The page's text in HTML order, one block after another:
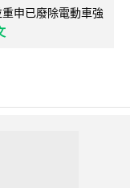
申已廢除電動車強